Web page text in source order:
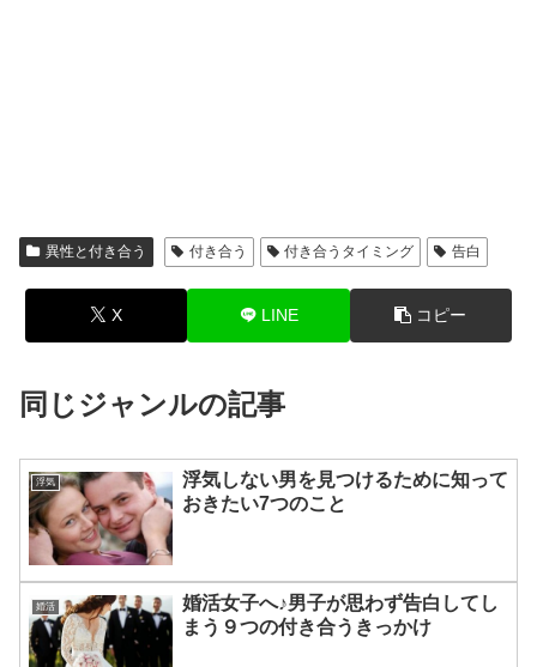
異性と付き合う 付き合う 付き合うタイミング 告白
X LINE コピー
同じジャンルの記事
浮気
浮気しない男を見つけるために知って
おきたい7つのこと
婚活
婚活女子へ♪男子が思わず告白してし
まう９つの付き合うきっかけ